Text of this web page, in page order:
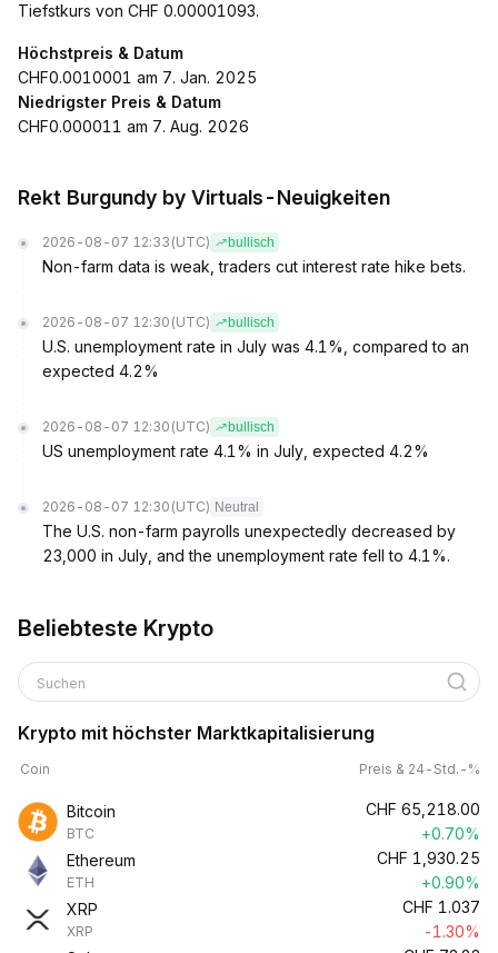
Tiefstkurs von CHF 0.00001093.
Höchstpreis & Datum
CHF0.0010001 am 7. Jan. 2025
Niedrigster Preis & Datum
CHF0.000011 am 7. Aug. 2026
Rekt Burgundy by Virtuals-Neuigkeiten
2026-08-07 12:33 (UTC) bullisch
Non-farm data is weak, traders cut interest rate hike bets.
2026-08-07 12:30 (UTC) bullisch
U.S. unemployment rate in July was 4.1%, compared to an
expected 4.2%
2026-08-07 12:30 (UTC) bullisch
US unemployment rate 4.1% in July, expected 4.2%
2026-08-07 12:30 (UTC) Neutral
The U.S. non-farm payrolls unexpectedly decreased by
23,000 in July, and the unemployment rate fell to 4.1%.
Beliebteste Krypto
Suchen
Krypto mit höchster Marktkapitalisierung
Coin Preis & 24-Std.-%
Bitcoin
BTC
CHF 65,218.00
+0.70%
Ethereum
ETH
CHF 1,930.25
+0.90%
XRP
XRP
CHF 1.037
-1.30%